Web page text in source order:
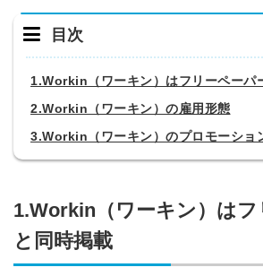
目次
1.Workin（ワーキン）はフリーペーパ
2.Workin（ワーキン）の雇用形態
3.Workin（ワーキン）のプロモーショ
1.Workin（ワーキン）はフ
と同時掲載